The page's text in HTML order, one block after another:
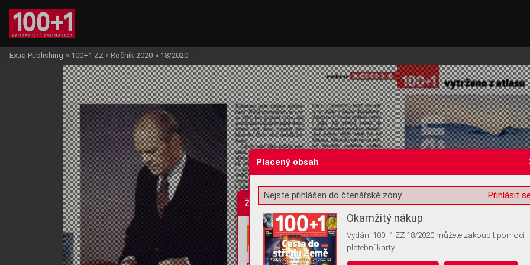
Žádost o souhlas s ukládáním volitelných informací
Extra Publishing » 100+1 ZZ » Ročník 2020 » 18/2020
Placený obsah
Přihlásit
Nejste přihlášen do čtenářské zóny
Okamžitý nákup
Vydání 100+1 ZZ 18/2020 můžete zakoupit pomocí
platební karty